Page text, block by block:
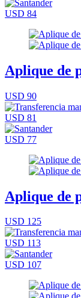
USD 84
Aplique de
USD 90
USD 81
USD 77
Aplique de
USD 125
USD 113
USD 107